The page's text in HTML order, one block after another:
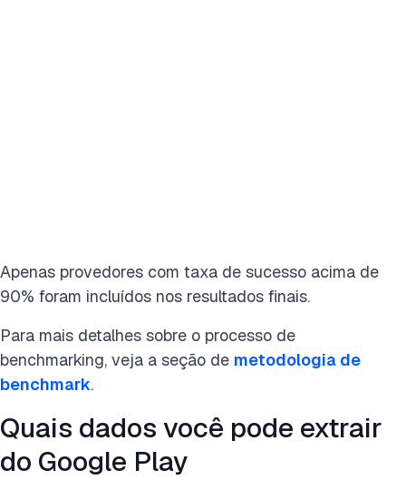
Apenas provedores com taxa de sucesso acima de
90% foram incluídos nos resultados finais.
Para mais detalhes sobre o processo de
benchmarking, veja a seção de metodologia de
benchmark.
Quais dados você pode extrair
do Google Play